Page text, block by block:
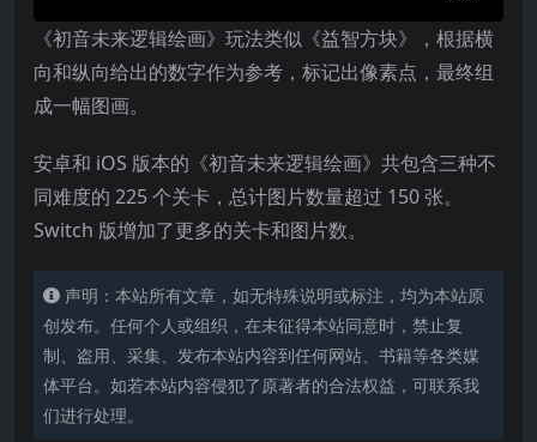
《初音未来逻辑绘画》玩法类似《益智方块》，根据横
向和纵向给出的数字作为参考，标记出像素点，最终组
成一幅图画。
安卓和 iOS 版本的《初音未来逻辑绘画》共包含三种不
同难度的 225 个关卡，总计图片数量超过 150 张。
Switch 版增加了更多的关卡和图片数。
声明：本站所有文章，如无特殊说明或标注，均为本站原
创发布。任何个人或组织，在未征得本站同意时，禁止复
制、盗用、采集、发布本站内容到任何网站、书籍等各类媒
体平台。如若本站内容侵犯了原著者的合法权益，可联系我
们进行处理。